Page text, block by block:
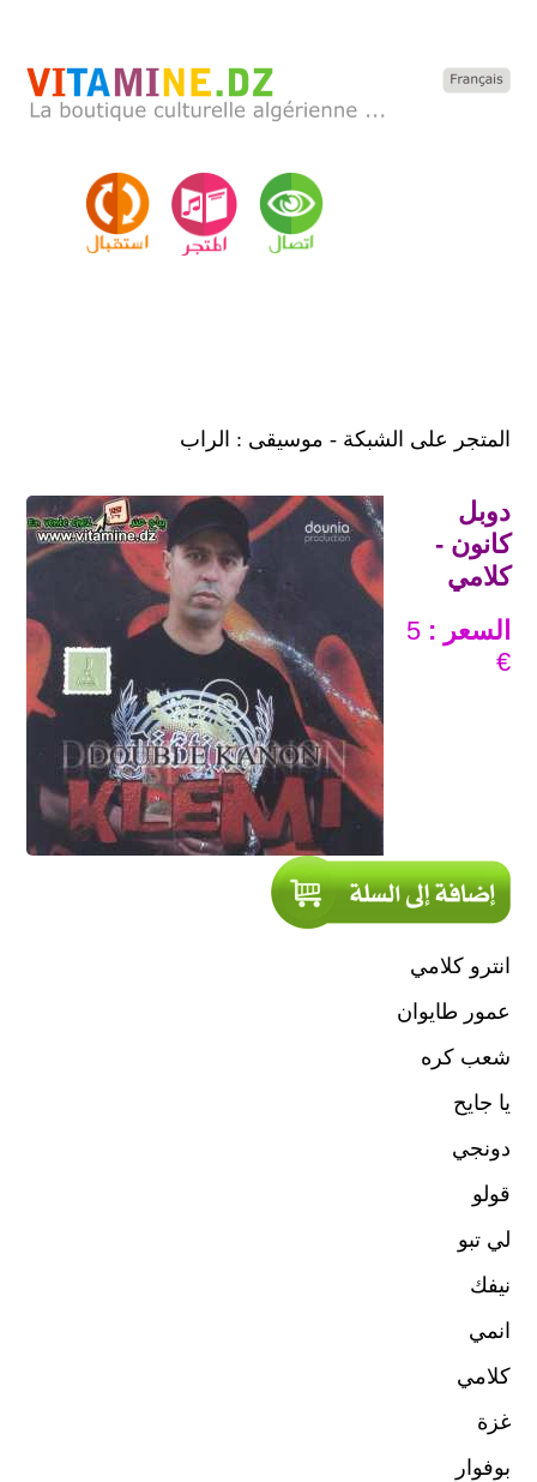
المتجر على الشبكة - موسيقى : الراب
دوبل
كانون -
كلامي
السعر : 5
€
انترو كلامي
عمور طايوان
شعب كره
يا جايح
دونجي
قولو
لي تبو
نيفك
انمي
كلامي
غزة
بوفوار